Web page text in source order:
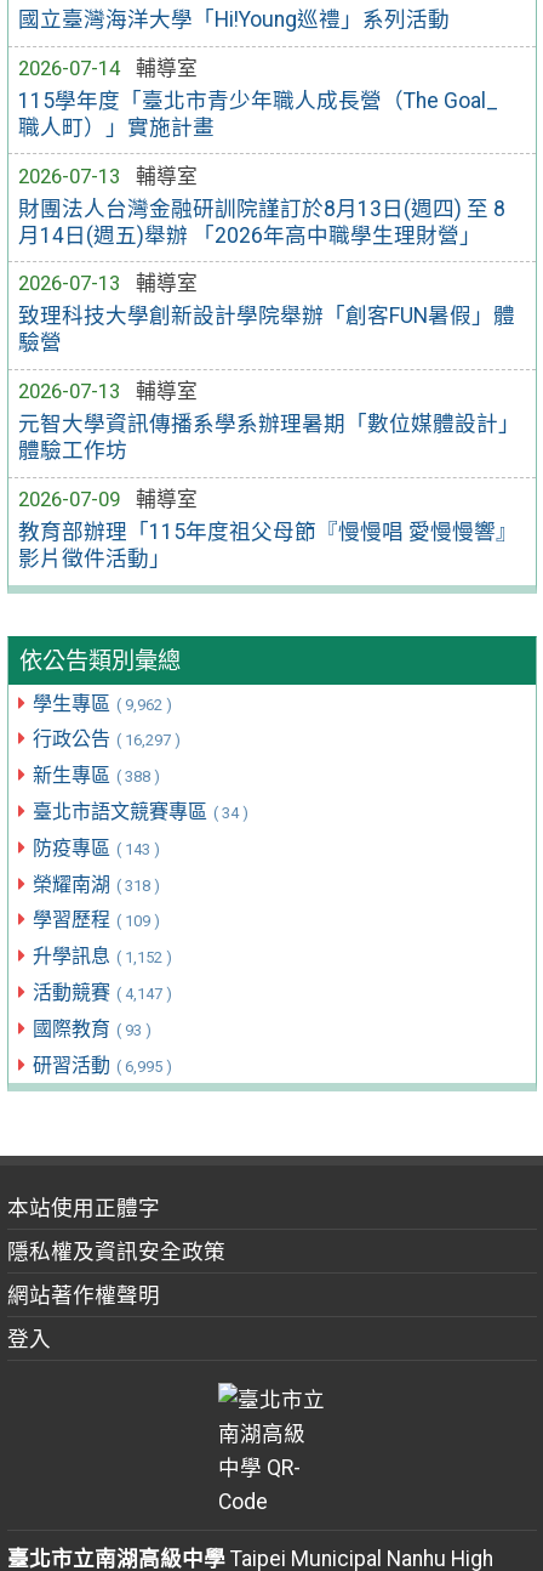
國立臺灣海洋大學「Hi!Young巡禮」系列活動
2026-07-14
輔導室
115學年度「臺北市青少年職人成長營（The Goal_
職人町）」實施計畫
2026-07-13
輔導室
財團法人台灣金融研訓院謹訂於8月13日(週四) 至 8
月14日(週五)舉辦 「2026年高中職學生理財營」
2026-07-13
輔導室
致理科技大學創新設計學院舉辦「創客FUN暑假」體
驗營
2026-07-13
輔導室
元智大學資訊傳播系學系辦理暑期「數位媒體設計」
體驗工作坊
2026-07-09
輔導室
教育部辦理「115年度祖父母節『慢慢唱 愛慢慢響』
影片徵件活動」
依公告類別彙總
學生專區 ( 9,962 )
行政公告 ( 16,297 )
新生專區 ( 388 )
臺北市語文競賽專區 ( 34 )
防疫專區 ( 143 )
榮耀南湖 ( 318 )
學習歷程 ( 109 )
升學訊息 ( 1,152 )
活動競賽 ( 4,147 )
國際教育 ( 93 )
研習活動 ( 6,995 )
本站使用正體字
隱私權及資訊安全政策
網站著作權聲明
登入
臺北市立南湖高級中學Taipei Municipal Nanhu High